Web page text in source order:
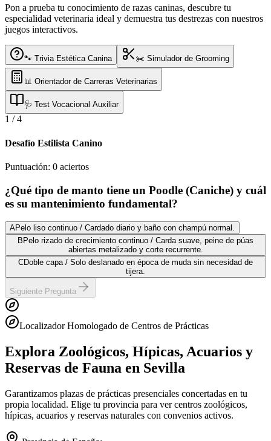
Pon a prueba tu conocimiento de razas caninas, descubre tu
especialidad veterinaria ideal y demuestra tus destrezas con nuestros
juegos interactivos.
🐾 Trivia Estética Canina ✂️ Simulador de Grooming
📊 Orientador de Carreras Veterinarias
🩺 Test Vocacional Auxiliar
1 /4
Desafío Estilista Canino
Puntuación: 0 aciertos
¿Qué tipo de manto tiene un Poodle (Caniche) y cuál
es su mantenimiento fundamental?
APelo liso continuo / Cardado diario y baño con champú normal.
B Pelo rizado de crecimiento continuo / Carda suave, peine de púas
abiertas metalizado y corte recurrente.
CDoble capa / Solo deslanado en época de muda sin necesidad de
tijera.
Siguiente Pregunta
Localizador Homologado de Centros de Prácticas
Explora Zoológicos, Hípicas, Acuarios y
Reservas de Fauna en Sevilla
Garantizamos plazas de prácticas presenciales concertadas en tu
propia localidad. Elige tu provincia para ver centros zoológicos,
hípicas, acuarios y reservas naturales con convenios activos.